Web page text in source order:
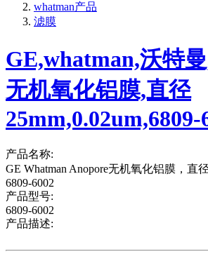
whatman产品
滤膜
GE,whatman,沃特
无机氧化铝膜,直径
25mm,0.02um,6809-
产品名称:
GE Whatman Anopore无机氧化铝膜，直
6809-6002
产品型号:
6809-6002
产品描述: